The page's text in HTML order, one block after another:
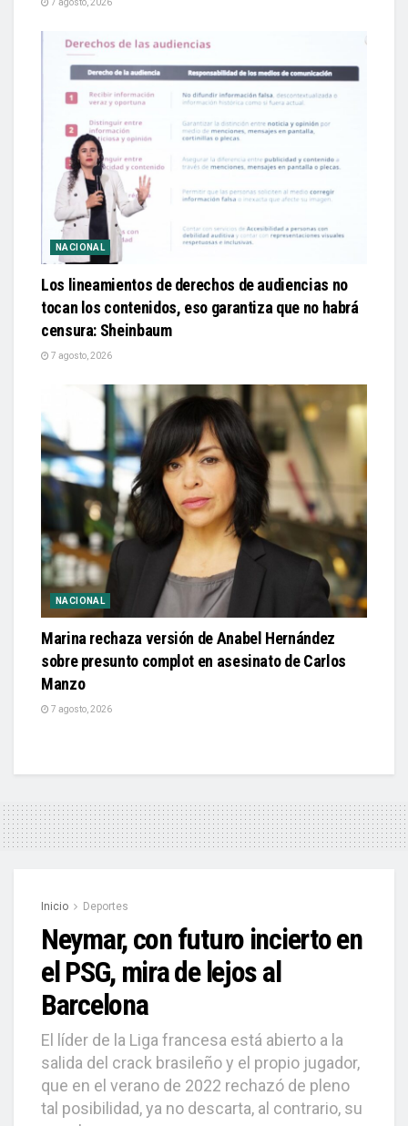
7 agosto, 2026
NACIONAL
Los lineamientos de derechos de audiencias no
tocan los contenidos, eso garantiza que no habrá
censura: Sheinbaum
7 agosto, 2026
NACIONAL
Marina rechaza versión de Anabel Hernández
sobre presunto complot en asesinato de Carlos
Manzo
7 agosto, 2026
Inicio Deportes
Neymar, con futuro incierto en
el PSG, mira de lejos al
Barcelona
El líder de la Liga francesa está abierto a la
salida del crack brasileño y el propio jugador,
que en el verano de 2022 rechazó de pleno
tal posibilidad, ya no descarta, al contrario, su